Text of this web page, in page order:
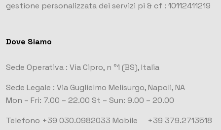
gestione personalizzata dei servizi pi & cf : 10112411219
Dove Siamo
Sede Operativa : Via Cipro, n °1 (BS), Italia
Sede Legale : Via Guglielmo Melisurgo, Napoli, NA
Mon – Fri: 7.00 – 22.00 St – Sun: 9.00 – 20.00
Telefono +39 030.0982033 Mobile +39 379.2713518